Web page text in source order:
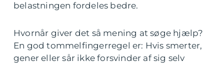
belastningen fordeles bedre.
Hvornår giver det så mening at søge hjælp?
En god tommelfingerregel er: Hvis smerter,
gener eller sår ikke forsvinder af sig selv